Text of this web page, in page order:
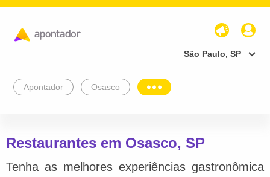
São Paulo, SP
Apontador Osasco
Restaurantes em Osasco, SP
Tenha as melhores experiências gastronômica